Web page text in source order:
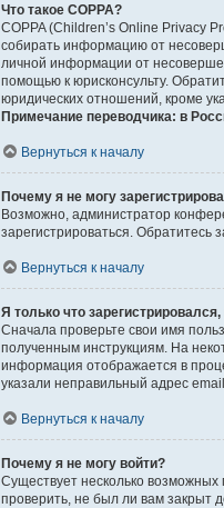
Что такое COPPA?
COPPA (Children’s Online Privacy
собирать информацию от
личной информации от
помощью к юрисконсульту.
юридических отношений, кроме
Примечание переводчика: в
Вернуться к началу
Почему я не могу
Возможно, администратор
зарегистрироваться.
Вернуться к началу
Я только что
Сначала проверьте свои имя
полученным инструкциям. На
информация отображается в
указали неправильный адрес
Вернуться к началу
Почему я не могу войти?
Существует несколько
проверить, не был ли вам закрыт